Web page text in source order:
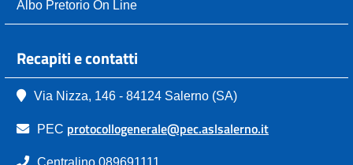
Albo Pretorio On Line
Recapiti e contatti
Via Nizza, 146 - 84124 Salerno (SA)
PEC protocollogenerale@pec.aslsalerno.it
Centralino 089691111